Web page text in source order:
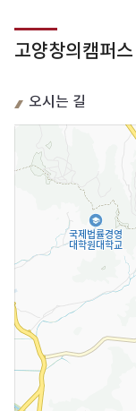
고양창의캠퍼스
오시는 길